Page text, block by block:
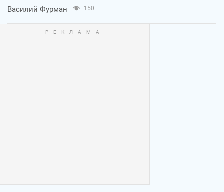
Василий Фурман 150